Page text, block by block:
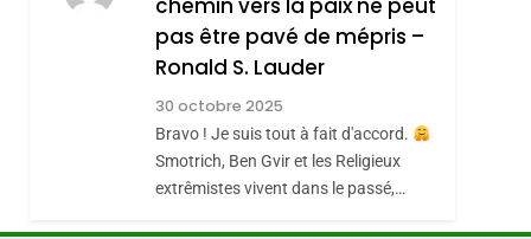
REVENDIQUE MA
JUDAÏTE Par Thérèse
Zrihen-Dvir
CE QUI NOUS
MANQUE – Jacques
Hadida
JUDAISME
Maroc : Les Amandes
chemin vers la paix ne peut
pas être pavé de mépris –
Ronald S. Lauder
30 octobre 2025
Bravo ! Je suis tout à fait d'accord.
Smotrich, Ben Gvir et les Religieux
extrêmistes vivent dans le passé,…